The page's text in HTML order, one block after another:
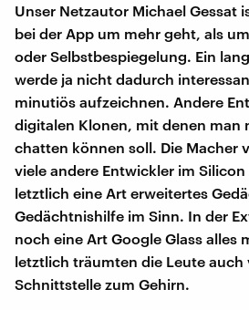
Unser Netzautor Michael Gessat
bei der App um mehr geht, als
oder Selbstbespiegelung. Ein
werde ja nicht dadurch
minutiös aufzeichnen. Andere
digitalen Klonen, mit denen man
chatten können soll. Die Macher
viele andere Entwickler im
letztlich eine Art erweitertes
Gedächtnishilfe im Sinn. In der
noch eine Art Google Glass alles
letztlich träumten die Leute auch
Schnittstelle zum Gehirn.